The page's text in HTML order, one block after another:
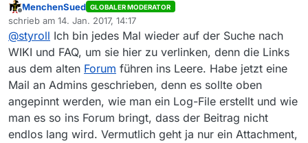
erschient kurz das VLC “Dreieck” und
verschwindet sofort wieder.
Evtl. ist bei dir ein alte VLC-Version in Verwendung , die
wie ältere mplayer-Versionen kein verschlüsseltes
Streaming (“https://”) unterstützt.
@MenchenSuedsagte: Am schnellsten wird Dir
geholfen, wenn Du ein Logfile mitlieferst oder
zumindest den Film nennst.
Ein Bsp. zu nennen, kann nicht so schwierig sein…
@MenchenSued: Ein Hinweis auf das Logfile ist
prinzipiell eine gute Idee, aber nur zielführend, wenn du
auch erklärst, wie man es erstellt (einfach auf die
Anleitungverweisen).
Offline
MenchenSued GLOBALER MODERATOR
schrieb am 14. Jan. 2017, 14:17
zuletzt editiert von
@styroll Ich bin jedes Mal wieder auf der Suche nach
WIKI und FAQ, um sie hier zu verlinken, denn die Links
aus dem alten Forum führen ins Leere. Habe jetzt eine
Mail an Admins geschrieben, denn es sollte oben
angepinnt werden, wie man ein Log-File erstellt und wie
man es so ins Forum bringt, dass der Beitrag nicht
endlos lang wird. Vermutlich geht ja nur ein Attachment,